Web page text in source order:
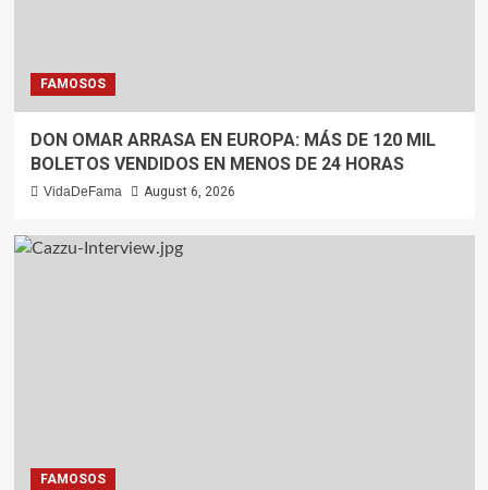
FAMOSOS
DON OMAR ARRASA EN EUROPA: MÁS DE 120 MIL
BOLETOS VENDIDOS EN MENOS DE 24 HORAS
VidaDeFama August 6, 2026
FAMOSOS